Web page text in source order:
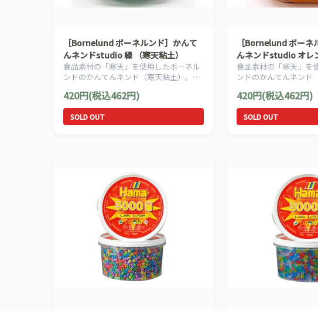
［Bornelund ボーネルンド］かんて
んネンドstudio 緑 （寒天粘土）
食品素材の「寒天」を使用したボーネル
ンドのかんてんネンド（寒天粘土）。は
420円(税込462円)
SOLD OUT
［Bornelund ボーネ
んネンドstudio オレ
土）
食品素材の「寒天」を
ンドのかんてんネンド
420円(税込462円)
SOLD OUT